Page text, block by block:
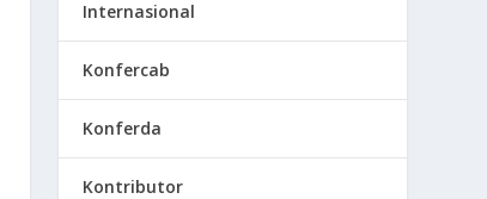
Internasional
Konfercab
Konferda
Kontributor